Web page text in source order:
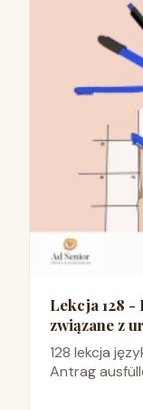
Lekcja 128
związane z
128 lekcja
Antrag